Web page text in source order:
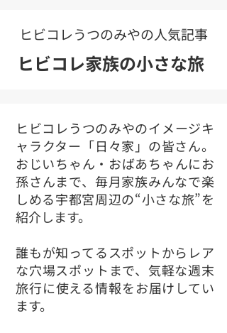
ヒビコレうつのみやの人気記事
ヒビコレ家族の小さな旅
ヒビコレうつのみやのイメージキ
ャラクター「日々家」の皆さん。
おじいちゃん・おばあちゃんにお
孫さんまで、毎月家族みんなで楽
しめる宇都宮周辺の“小さな旅”を
紹介します。
誰もが知ってるスポットからレア
な穴場スポッ トまで、気軽な週末
旅行に使える情報をお届けしてい
ます。